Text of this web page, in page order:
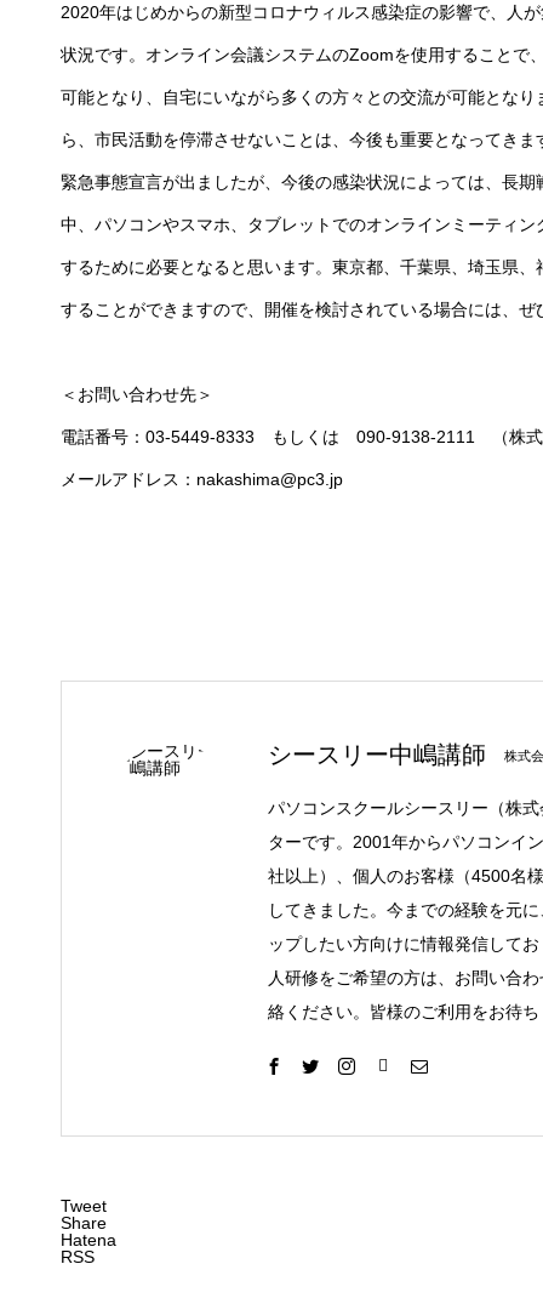
2020年はじめからの新型コロナウィルス感染症の影響で、人
状況です。オンライン会議システムのZoomを使用することで
可能となり、自宅にいながら多くの方々との交流が可能とな
ら、市民活動を停滞させないことは、今後も重要となってき
緊急事態宣言が出ましたが、今後の感染状況によっては、長
中、パソコンやスマホ、タブレットでのオンラインミーティ
するために必要となると思います。東京都、千葉県、埼玉県
することができますので、開催を検討されている場合には、
＜お問い合わせ先＞
電話番号：03-5449-8333 もしくは 090-9138-2111 （株式
メールアドレス：nakashima@pc3.jp
シースリー中嶋講師 株式
パソコンスクールシースリー（株
ターです。2001年からパソコンイ
社以上）、個人のお客様（4500名
してきました。今までの経験を元
ップしたい方向けに情報発信して
人研修をご希望の方は、お問い合
絡ください。皆様のご利用をお待
Tweet
Share
Hatena
RSS